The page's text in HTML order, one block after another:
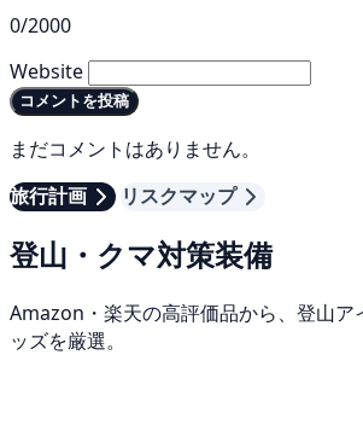
0/2000
Website
コメントを投稿
まだコメントはありません。
旅行計画
リスクマップ
登山・クマ対策装備
Amazon・楽天の高評価品から、登山ア
ッズを厳選。